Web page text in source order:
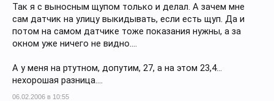
Так я с выносным щупом только и делал. А зачем мне
сам датчик на улицу выкидывать, если есть щуп. Да и
потом на самом датчике тоже показания нужны, а за
окном уже ничего не видно....
А у меня на ртутном, допутим, 27, а на этом 23,4...
нехорошая разница....
06.02.2006 в 10:55